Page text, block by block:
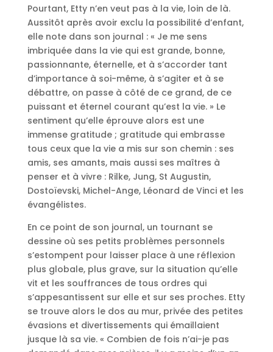
Pourtant, Etty n’en veut pas à la vie, loin de là.
Aussitôt après avoir exclu la possibilité d’enfant,
elle note dans son journal : « Je me sens
imbriquée dans la vie qui est grande, bonne,
passionnante, éternelle, et à s’accorder tant
d’importance à soi-même, à s’agiter et à se
débattre, on passe à côté de ce grand, de ce
puissant et éternel courant qu’est la vie. » Le
sentiment qu’elle éprouve alors est une
immense gratitude ; gratitude qui embrasse
tous ceux que la vie a mis sur son chemin : ses
amis, ses amants, mais aussi ses maîtres à
penser et à vivre : Rilke, Jung, St Augustin,
Dostoïevski, Michel-Ange, Léonard de Vinci et les
évangélistes.
En ce point de son journal, un tournant se
dessine où ses petits problèmes personnels
s’estompent pour laisser place à une réflexion
plus globale, plus grave, sur la situation qu’elle
vit et les souffrances de tous ordres qui
s’appesantissent sur elle et sur ses proches. Etty
se trouve alors le dos au mur, privée des petites
évasions et divertissements qui émaillaient
jusque là sa vie. « Combien de fois n’ai-je pas